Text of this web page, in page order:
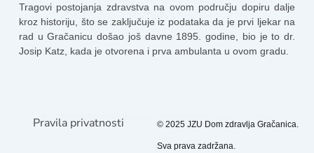
Tragovi postojanja zdravstva na ovom području dopiru dalje
kroz historiju, što se zaključuje iz podataka da je prvi ljekar na
rad u Gračanicu došao još davne 1895. godine, bio je to dr.
Josip Katz, kada je otvorena i prva ambulanta u ovom gradu.
Pravila privatnosti © 2025 JZU Dom zdravlja Gračanica.
Sva prava zadržana.